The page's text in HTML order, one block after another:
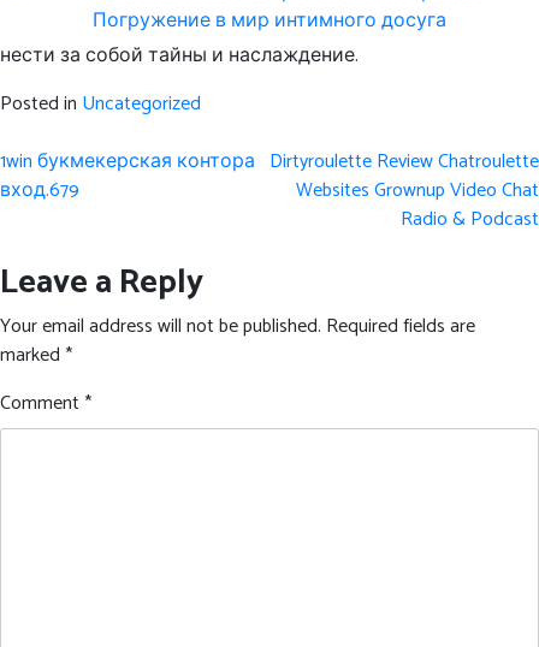
нести за собой тайны и наслаждение.
Posted in Uncategorized
Post
navigation
1win букмекерская контора
вход.679
Dirtyroulette Review Chatroulette
Websites Grownup Video Chat
Radio & Podcast
Leave a Reply
Your email address will not be published. Required fields are
marked*
Comment*